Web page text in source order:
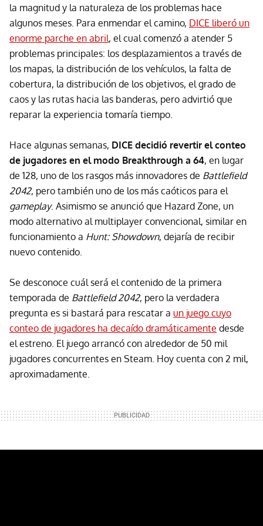
la magnitud y la naturaleza de los problemas hace
algunos meses. Para enmendar el camino, DICE liberó un
enorme parche en abril, el cual comenzó a atender 5
problemas principales: los desplazamientos a través de
los mapas, la distribución de los vehículos, la falta de
cobertura, la distribución de los objetivos, el grado de
caos y las rutas hacia las banderas, pero advirtió que
reparar la experiencia tomaría tiempo.
Hace algunas semanas, DICE decidió revertir el conteo
de jugadores en el modo Breakthrough a 64, en lugar
de 128, uno de los rasgos más innovadores de Battlefield
2042, pero también uno de los más caóticos para el
gameplay. Asimismo se anunció que Hazard Zone, un
modo alternativo al multiplayer convencional, similar en
funcionamiento a Hunt: Showdown, dejaría de recibir
nuevo contenido.
Se desconoce cuál será el contenido de la primera
temporada de Battlefield 2042, pero la verdadera
pregunta es si bastará para rescatar a un juego cuyo
conteo de jugadores ha decaído dramáticamente desde
el estreno. El juego arrancó con alrededor de 50 mil
jugadores concurrentes en Steam. Hoy cuenta con 2 mil,
aproximadamente.